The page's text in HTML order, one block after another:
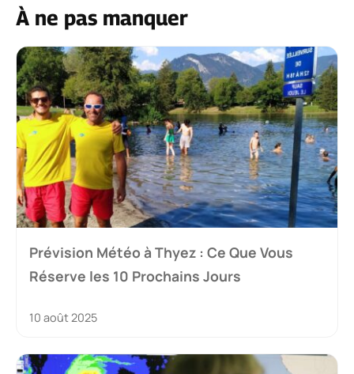
À ne pas manquer
Prévision Météo à Thyez : Ce Que Vous
Réserve les 10 Prochains Jours
10 août 2025